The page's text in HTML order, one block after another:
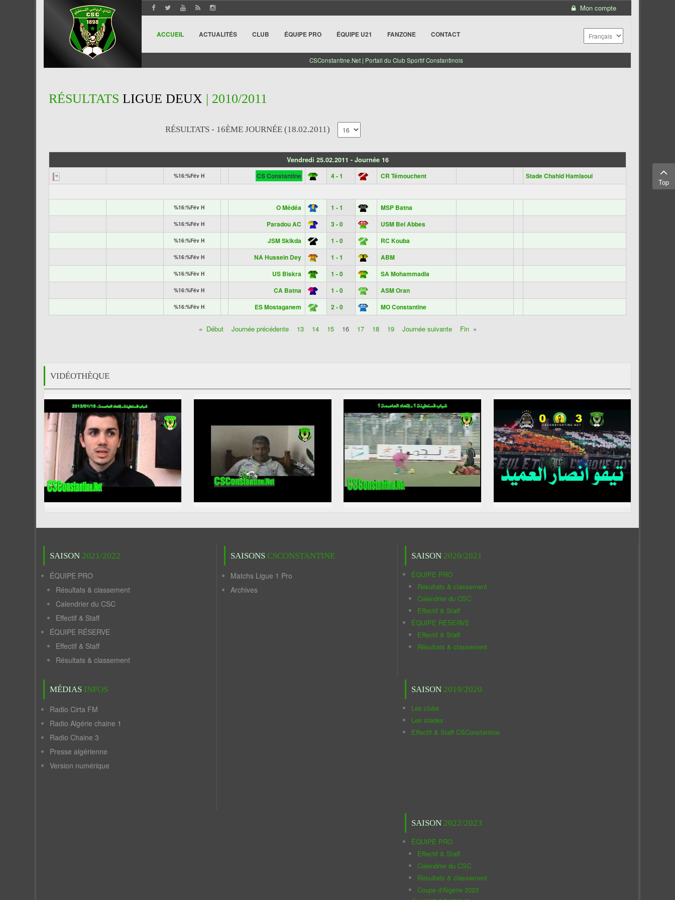
Mon compte
ACCUEIL ACTUALITÉS CLUB ÉQUIPE PRO ÉQUIPE U21 FANZONE CONTACT
CSConstantine.Net | Portail du Club Sportif Constantinois
RÉSULTATS LIGUE DEUX | 2010/2011
RÉSULTATS - 16ÈME JOURNÉE (18.02.2011)
Vendredi 25.02.2011 - Journée 16
%16:%Fév H CS Constantine 4 - 1 CR Témouchent Stade Chahid Hamlaoui
%16:%Fév H O Médéa 1 - 1 MSP Batna
%16:%Fév H Paradou AC 3 - 0 USM Bel Abbes
%16:%Fév H JSM Skikda 1 - 0 RC Kouba
%16:%Fév H NA Hussein Dey 1 - 1 ABM
%16:%Fév H US Biskra 1 - 0 SA Mohammadia
%16:%Fév H CA Batna 1 - 0 ASM Oran
%16:%Fév H ES Mostaganem 2 - 0 MO Constantine
« Début Journée précédente 13 14 1516 17 18 19 Journée suivante Fin»
VIDÉOTHÈQUE
SAISON 2021/2022
ÉQUIPE PRO
Résultats & classement
Calendrier du CSC
Effectif & Staff
ÉQUIPE RÉSERVE
Effectif & Staff
Résultats & classement
MÉDIAS INFOS
Radio Cirta FM
Radio Algérie chaine 1
Radio Chaine 3
Presse algérienne
Version numérique
SAISONS CSCONSTANTINE
Matchs Ligue 1 Pro
Archives
SAISON 2020/2021
ÉQUIPE PRO
Résultats & classement
Calendrier du CSC
Effectif & Staff
ÉQUIPE RÉSERVE
Effectif & Staff
Résultats & classement
SAISON 2019/2020
Les clubs
Les stades
Effectif & Staff CSConstantine
SAISON 2022/2023
ÉQUIPE PRO
Effectif & Staff
Calendrier du CSC
Résultats & classement
Coupe d'Algérie 2023
Top